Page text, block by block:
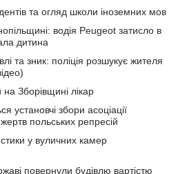
та огляд школи іноземних мов
водія Peugeot затисло в
дитина
та зник: поліція розшукує жителя
Зборівщині лікар
установчі збори асоціації
польських репресій
у вуличних камер
повернули будівлю вартістю